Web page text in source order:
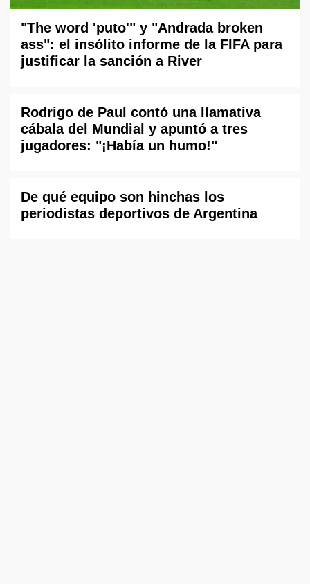
"The word 'puto'" y "Andrada broken
ass": el insólito informe de la FIFA para
justificar la sanción a River
Rodrigo de Paul contó una llamativa
cábala del Mundial y apuntó a tres
jugadores: "¡Había un humo!"
De qué equipo son hinchas los
periodistas deportivos de Argentina